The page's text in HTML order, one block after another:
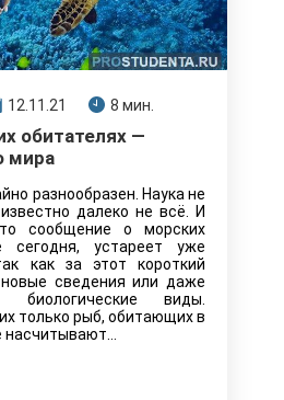
12.11.21 8 мин.
обитателях —
мира
разнообразен. Наука не
далеко не всё. И
сообщение о морских
сегодня, устареет уже
как за этот короткий
сведения или даже
биологические виды.
только рыб, обитающих в
насчитывают…